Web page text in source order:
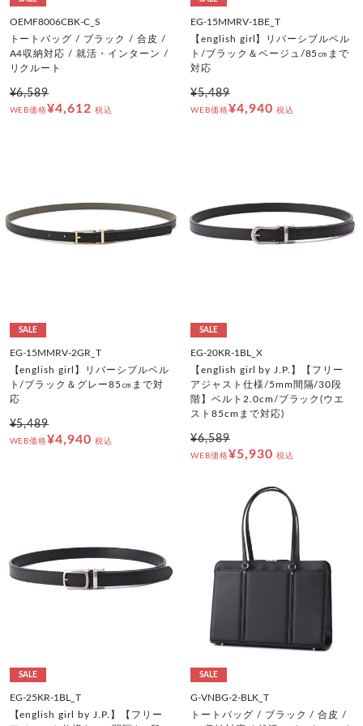
OEMF8006CBK-C_S
トートバッグ / ブラック / 合皮 /
A4収納対応 / 就活・インターン /
リクルート
¥6,589
WEB価格¥4,612 税込
EG-15MMRV-1BE_T
【english girl】リバーシブルベル
ト/ブラック＆ベージュ/85㎝まで
対応
¥5,489
WEB価格¥4,940 税込
SALE
EG-15MMRV-2GR_T
【english girl】リバーシブルベル
ト/ブラック＆グレー85㎝まで対
応
¥5,489
WEB価格¥4,940 税込
SALE
EG-20KR-1BL_X
【english girl by J.P.】【フリー
アジャスト仕様/5mm間隔/30段
階】ベルト2.0cm/ブラック(ウエ
スト85cmまで対応)
¥6,589
WEB価格¥5,930 税込
SALE
EG-25KR-1BL_T
【english girl by J.P.】【フリー
SALE
G-VNBG-2-BLK_T
トートバッグ / ブラック / 合皮 /